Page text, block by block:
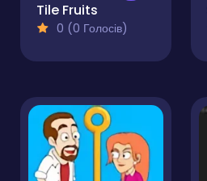
Tile Fruits
0 (0 Голосів)